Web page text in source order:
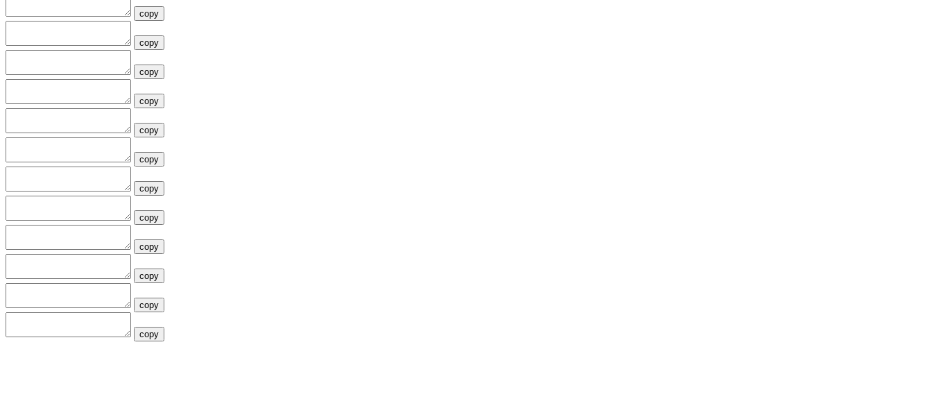
copy
copy
copy
copy
copy
copy
copy
copy
copy
copy
copy
copy